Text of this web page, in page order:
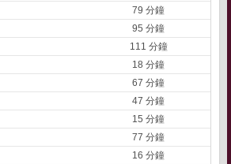
79 分鐘
95 分鐘
111 分鐘
18 分鐘
67 分鐘
47 分鐘
15 分鐘
77 分鐘
16 分鐘